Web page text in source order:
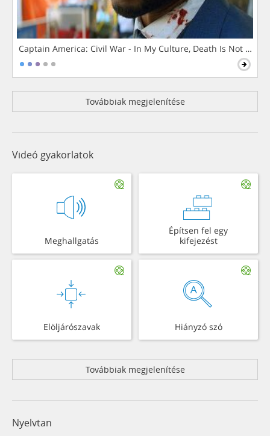
Captain America: Civil War - In My Culture, Death Is Not The
Továbbiak megjelenítése
Videó gyakorlatok
Meghallgatás
Építsen fel egy
kifejezést
Elöljárószavak Hiányzó szó
Továbbiak megjelenítése
Nyelvtan